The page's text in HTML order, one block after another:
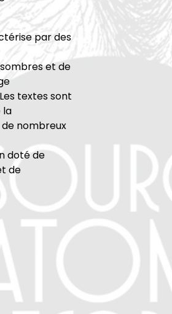
par des
et de
textes sont
la
nombreux
doté de
de